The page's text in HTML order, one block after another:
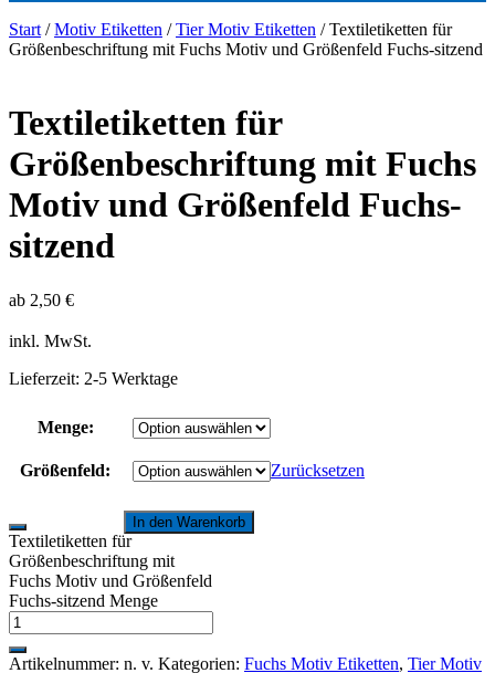
Start /Motiv Etiketten /Tier Motiv Etiketten / Textiletiketten für
Größenbeschriftung mit Fuchs Motiv und Größenfeld Fuchs-sitzend
Textiletiketten für
Größenbeschriftung mit Fuchs
Motiv und Größenfeld Fuchs-
sitzend
ab 2,50 €
inkl. MwSt.
Lieferzeit: 2-5 Werktage
Menge:
Größenfeld: Zurücksetzen
Textiletiketten für
Größenbeschriftung mit
Fuchs Motiv und Größenfeld
Fuchs-sitzend Menge
In den Warenkorb
Artikelnummer: n. v. Kategorien: Fuchs Motiv Etiketten, Tier Motiv